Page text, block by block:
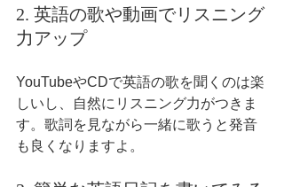
2. 英語の歌や動画でリスニング
力アップ
YouTubeやCDで英語の歌を聞くのは楽
しいし、自然にリスニング力がつきま
す。歌詞を見ながら一緒に歌うと発音
も良くなりますよ。